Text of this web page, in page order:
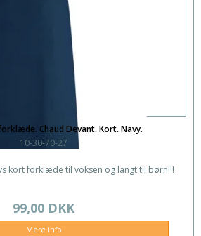
Chaud Devant. Kort. Navy.
10-30-70-27
kort forklæde til voksen og langt til børn!!!
99,00 DKK
Mere info